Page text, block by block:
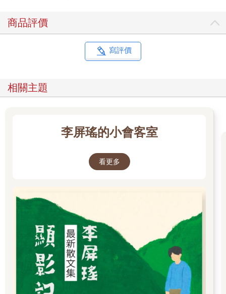
商品評價
寫評價
相關主題
李屏瑤的小會客室
看更多